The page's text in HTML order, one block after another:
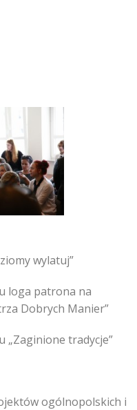
wylatuj”
loga patrona na
Dobrych Manier”
„Zaginione tradycje”
ogólnopolskich i